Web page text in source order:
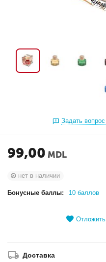
Задать вопрос
99,00 MDL
нет в наличии
Бонусные баллы: 10 баллов
Отложить
Доставка